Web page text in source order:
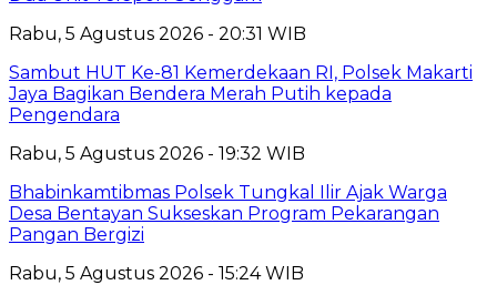
Rabu, 5 Agustus 2026 - 20:31 WIB
Sambut HUT Ke-81 Kemerdekaan RI, Polsek Makarti
Jaya Bagikan Bendera Merah Putih kepada
Pengendara
Rabu, 5 Agustus 2026 - 19:32 WIB
Bhabinkamtibmas Polsek Tungkal Ilir Ajak Warga
Desa Bentayan Sukseskan Program Pekarangan
Pangan Bergizi
Rabu, 5 Agustus 2026 - 15:24 WIB